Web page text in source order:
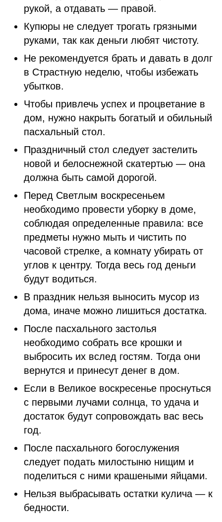
рукой, а отдавать — правой.
Купюры не следует трогать грязными
руками, так как деньги любят чистоту.
Не рекомендуется брать и давать в долг
в Страстную неделю, чтобы избежать
убытков.
Чтобы привлечь успех и процветание в
дом, нужно накрыть богатый и обильный
пасхальный стол.
Праздничный стол следует застелить
новой и белоснежной скатертью — она
должна быть самой дорогой.
Перед Светлым воскресеньем
необходимо провести уборку в доме,
соблюдая определенные правила: все
предметы нужно мыть и чистить по
часовой стрелке, а комнату убирать от
углов к центру. Тогда весь год деньги
будут водиться.
В праздник нельзя выносить мусор из
дома, иначе можно лишиться достатка.
После пасхального застолья
необходимо собрать все крошки и
выбросить их вслед гостям. Тогда они
вернутся и принесут денег в дом.
Если в Великое воскресенье проснуться
с первыми лучами солнца, то удача и
достаток будут сопровождать вас весь
год.
После пасхального богослужения
следует подать милостыню нищим и
поделиться с ними крашеными яйцами.
Нельзя выбрасывать остатки кулича — к
бедности.